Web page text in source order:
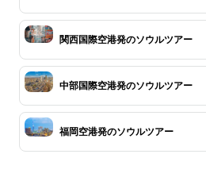
関西国際空港発のソウルツアー
中部国際空港発のソウルツアー
福岡空港発のソウルツアー